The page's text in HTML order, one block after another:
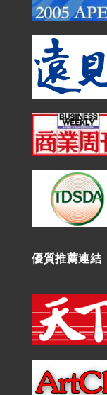
優質推薦連結